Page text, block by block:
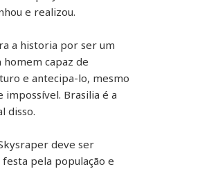
e realizou.
a historia por ser um
capaz de
e antecipa-lo, mesmo
impossível. Brasilia é a
disso.
deve ser
pela população e